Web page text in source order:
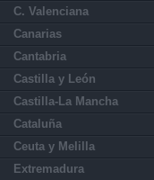
C. Valenciana
Canarias
Cantabria
Castilla y León
Castilla-La Mancha
Cataluña
Ceuta y Melilla
Extremadura